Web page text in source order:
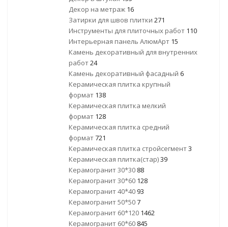
Декор на метраж 16
Затирки для швов плитки 271
Инструменты для плиточных работ 110
Интерьерная панель АлюмАрт 15
Камень декоративный для внутренних
работ24
Камень декоративный фасадный 6
Керамическая плитка крупный
формат 138
Керамическая плитка мелкий
формат 128
Керамическая плитка средний
формат721
Керамическая плитка стройсегмент3
Керамическая плитка(стар)39
Керамогранит 30*30 88
Керамогранит 30*60 128
Керамогранит 40*40 93
Керамогранит 50*507
Керамогранит 60*120 1462
Керамогранит 60*60 845